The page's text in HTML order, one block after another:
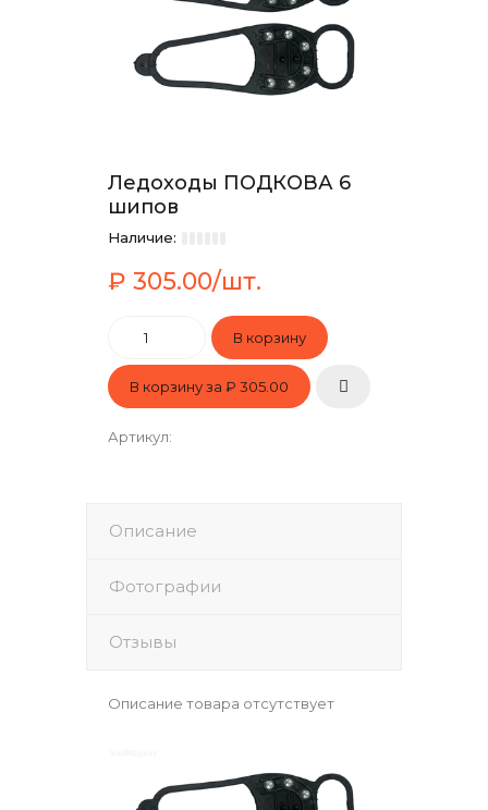
Ледоходы ПОДКОВА 6
шипов
Наличие:
₽ 305.00/шт.
В корзину за ₽ 305.00
Артикул:
Описание
Фотографии
Отзывы
Описание товара отсутствует